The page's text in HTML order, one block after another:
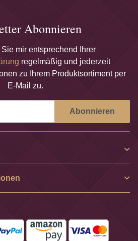
Abonnieren
mir entsprechend Ihrer
regelmäßig und jederzeit
zu Ihrem Produktsortiment per
E-Mail zu.
Abonnieren